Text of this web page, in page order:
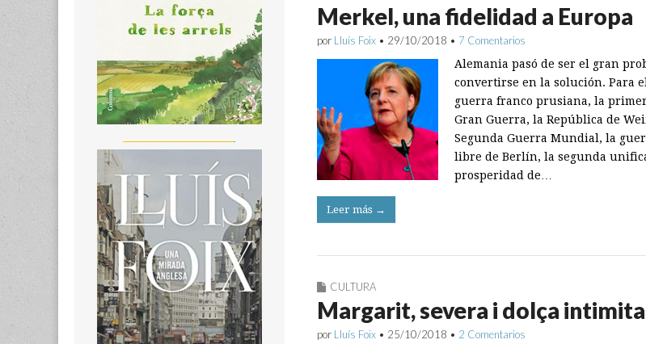
Merkel, una fidelidad a Europa
por Lluís Foix • 29/10/2018 • 7 Comentarios
Alemania pasó de ser el gran
convertirse en la solución. Para
guerra franco prusiana, la
Gran Guerra, la República de
Segunda Guerra Mundial, la
libre de Berlín, la segunda
prosperidad de…
Leer más →
CULTURA
Margarit, severa i dolça
por Lluís Foix • 25/10/2018 • 2 Comentarios